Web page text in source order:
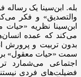
بله. ابن‌سینا یک رساله
والتصدیق» و فکر
ابن‌سینا نظریه
می‌کند که عمده
بدون تربیت و پرورش
سمت «حیات معقول»
اجتماعی می‌شمارد
فضیلت‌های فردی